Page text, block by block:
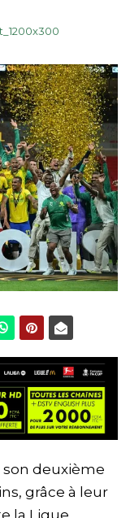
deuxième
grâce à leur